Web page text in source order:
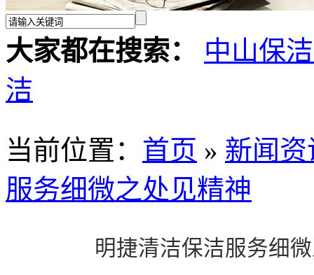
大家都在搜索：
中山保
洁
当前位置 ： 首页 » 新闻资
服务细微之处见精神
明捷清洁保洁服务细